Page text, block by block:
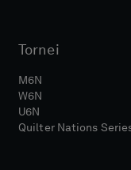
Tornei
M6N
W6N
U6N
Quilter Nations